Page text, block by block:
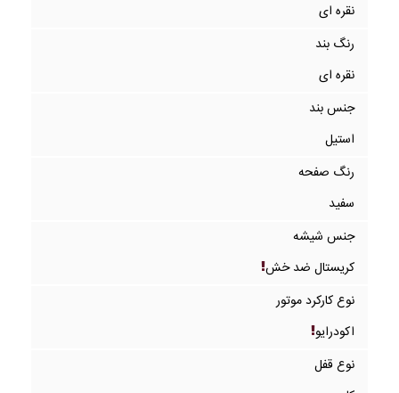
نقره ای
رنگ بند
نقره ای
جنس بند
استیل
رنگ صفحه
سفید
جنس شیشه
کریستال ضد خش
نوع کارکرد موتور
اکودرایو
نوع قفل